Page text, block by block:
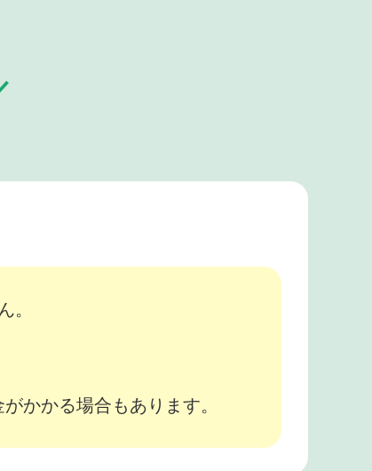
かかる場合もあります。